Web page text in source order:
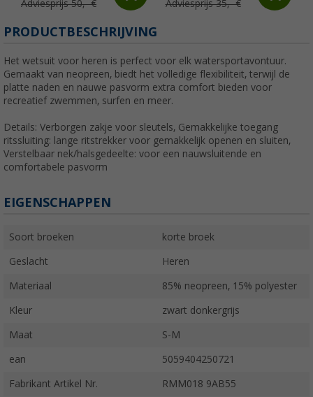
Adviesprijs 50,- € Adviesprijs 35,- €
PRODUCTBESCHRIJVING
Het wetsuit voor heren is perfect voor elk watersportavontuur.
Gemaakt van neopreen, biedt het volledige flexibiliteit, terwijl de
platte naden en nauwe pasvorm extra comfort bieden voor
recreatief zwemmen, surfen en meer.
Details: Verborgen zakje voor sleutels, Gemakkelijke toegang
ritssluiting: lange ritstrekker voor gemakkelijk openen en sluiten,
Verstelbaar nek/halsgedeelte: voor een nauwsluitende en
comfortabele pasvorm
EIGENSCHAPPEN
Soort broeken korte broek
Geslacht Heren
Materiaal 85% neopreen, 15% polyester
Kleur zwart donkergrijs
Maat S-M
ean 5059404250721
Fabrikant Artikel Nr. RMM018 9AB55